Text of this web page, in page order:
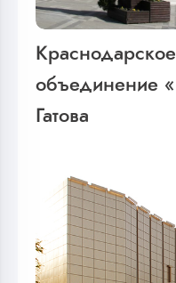
объединение
Гатова